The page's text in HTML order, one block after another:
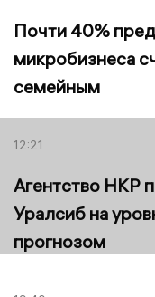
Почти 40%
микробизнеса
семейным
12:21
Агентство НКР
Уралсиб на
прогнозом